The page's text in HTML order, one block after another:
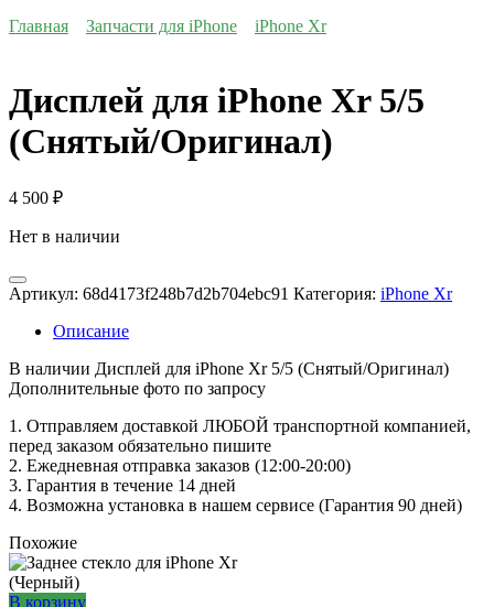
Главная
Запчасти для iPhone iPhone Xr
Дисплей для iPhone Xr 5/5
(Снятый/Оригинал)
4 500 ₽
Нет в наличии
Артикул: 68d4173f248b7d2b704ebc91 Категория: iPhone Xr
Описание
В наличии Дисплей для iPhone Xr 5/5 (Снятый/Оригинал)
Дополнительные фото по запросу
1. Oтпpавляем доставкой ЛЮБОЙ транспортной компанией,
перед заказом обязательно пишите
2. Ежедневная отправка заказов (12:00-20:00)
3. Гарантия в течение 14 дней
4. Возможна установка в нашем сервисе (Гарантия 90 дней)
Похожие
В корзину